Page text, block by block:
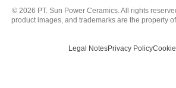
©2026 PT. Sun Power Ceramics. All rights
product images, and trademarks are the property
Legal NotesPrivacy Policy